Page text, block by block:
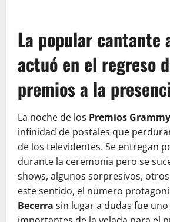
La popular cantante
actuó en el regreso
premios a la
La noche de los Premios Grammy
infinidad de postales que
de los televidentes. Se entregan
durante la ceremonia pero se
shows, algunos sorpresivos,
este sentido, el número
Becerra sin lugar a dudas fue